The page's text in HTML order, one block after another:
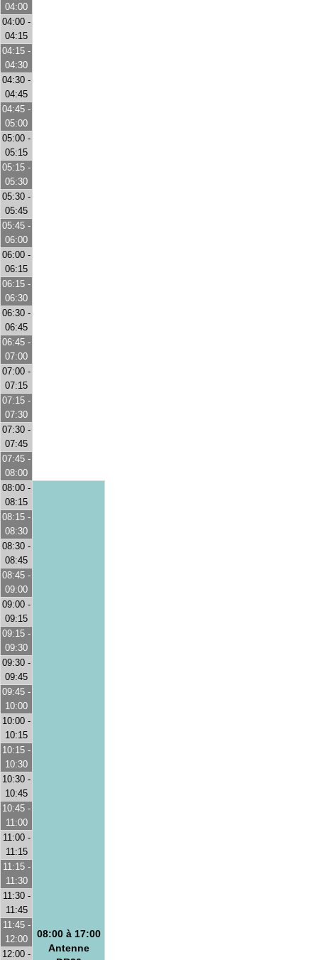
04:00
04:00 -
04:15
04:15 -
04:30
04:30 -
04:45
04:45 -
05:00
05:00 -
05:15
05:15 -
05:30
05:30 -
05:45
05:45 -
06:00
06:00 -
06:15
06:15 -
06:30
06:30 -
06:45
06:45 -
07:00
07:00 -
07:15
07:15 -
07:30
07:30 -
07:45
07:45 -
08:00
08:00 -
08:15
08:00 à 17:00
Antenne
08:15 -
08:30
08:30 -
08:45
08:45 -
09:00
09:00 -
09:15
09:15 -
09:30
09:30 -
09:45
09:45 -
10:00
10:00 -
10:15
10:15 -
10:30
10:30 -
10:45
10:45 -
11:00
11:00 -
11:15
11:15 -
11:30
11:30 -
11:45
11:45 -
12:00
12:00 -